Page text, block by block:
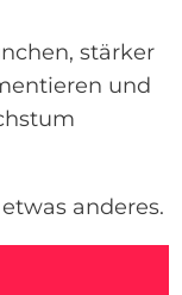
stärker
und
anderes.